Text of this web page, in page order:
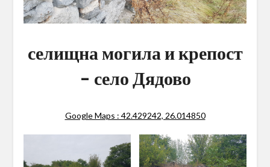
селищна могила и крепост
– село Дядово
Google Maps : 42.429242, 26.014850